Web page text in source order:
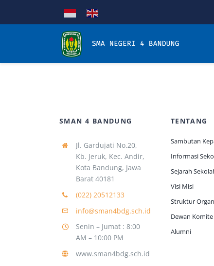
SMAN 4 BANDUNG
Jl. Gardujati No.20,
Kb. Jeruk, Kec. Andir,
Kota Bandung, Jawa
Barat 40181
(022) 20512133
info@sman4bdg.sch.id
Senin – Jumat : 8:00
AM – 10:00 PM
www.sman4bdg.sch.id
TENTANG
Sambutan
Informasi
Sejarah
Visi Misi
Struktur
Dewan Komite
Alumni